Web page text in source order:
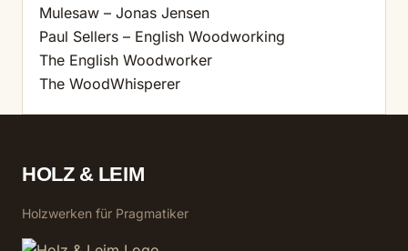
Mulesaw – Jonas Jensen
Paul Sellers – English Woodworking
The English Woodworker
The WoodWhisperer
HOLZ & LEIM
Holzwerken für Pragmatiker